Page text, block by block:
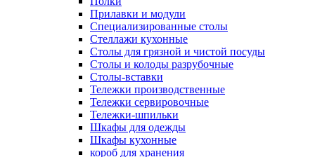
Прилавки и модули
Специализированные столы
Стеллажи кухонные
Столы для грязной и чистой посуды
Столы и колоды разрубочные
Столы-вставки
Тележки производственные
Тележки сервировочные
Тележки-шпильки
Шкафы для одежды
Шкафы кухонные
короб для хранения